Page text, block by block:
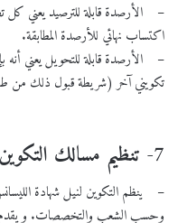
– الأرصدة قابلة للترصيد يعني كل
اكتساب نهائي للأرصدة المطابقة.
– الأرصدة قابلة للتحويل يعني أنه
تكويني آخر (شريطة قبول ذلك من
7- تنظيم مسالك التكوين في الليسانس:
– ينظم التكوين لنيل شهادة
وحسب الشعب والتخصصات. و يقدم